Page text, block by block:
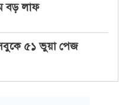
বড় লাফ
৫১ ভুয়া পেজ